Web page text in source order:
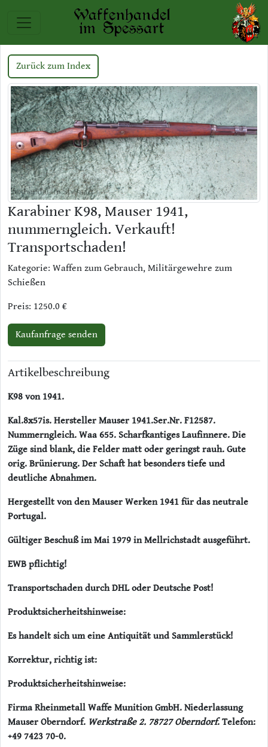
Zurück zum Index
Karabiner K98, Mauser 1941,
nummerngleich. Verkauft!
Transportschaden!
Kategorie: Waffen zum Gebrauch, Militärgewehre zum
Schießen
Preis: 1250.0 €
Kaufanfrage senden
Artikelbeschreibung
K98 von 1941.
Kal.8x57is. Hersteller Mauser 1941.Ser.Nr. F12587.
Nummerngleich. Waa 655. Scharfkantiges Laufinnere. Die
Züge sind blank, die Felder matt oder geringst rauh. Gute
orig. Brünierung. Der Schaft hat besonders tiefe und
deutliche Abnahmen.
Hergestellt von den Mauser Werken 1941 für das neutrale
Portugal.
Gültiger Beschuß im Mai 1979 in Mellrichstadt ausgeführt.
EWB pflichtig!
Transportschaden durch DHL oder Deutsche Post!
Produktsicherheitshinweise:
Es handelt sich um eine Antiquität und Sammlerstück!
Korrektur, richtig ist:
Produktsicherheitshinweise:
Firma Rheinmetall Waffe Munition GmbH. Niederlassung
Mauser Oberndorf. Werkstraße 2. 78727 Oberndorf. Telefon:
+49 7423 70-0.